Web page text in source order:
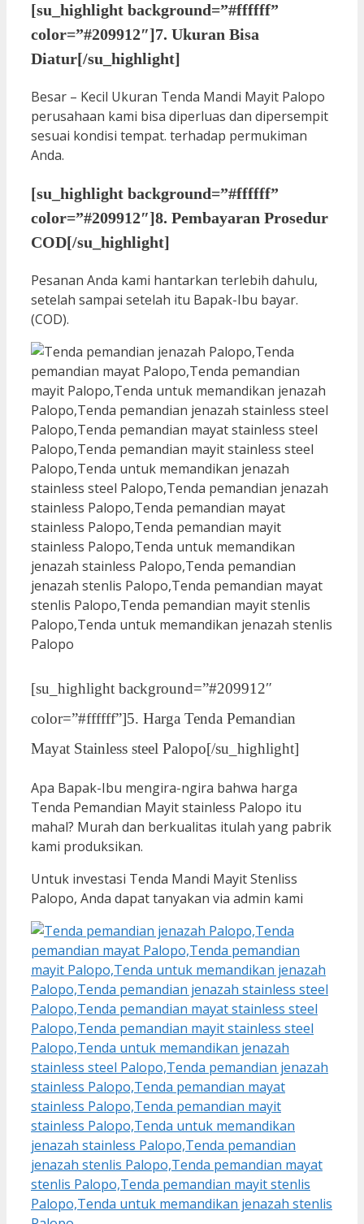
[su_highlight background=”#ffffff”
color=”#209912″]7. Ukuran Bisa
Diatur[/su_highlight]
Besar – Kecil Ukuran Tenda Mandi Mayit Palopo
perusahaan kami bisa diperluas dan dipersempit
sesuai kondisi tempat. terhadap permukiman
Anda.
[su_highlight background=”#ffffff”
color=”#209912″]8. Pembayaran Prosedur
COD[/su_highlight]
Pesanan Anda kami hantarkan terlebih dahulu,
setelah sampai setelah itu Bapak-Ibu bayar.
(COD).
[su_highlight background=”#209912″
color=”#ffffff”]5. Harga Tenda Pemandian
Mayat Stainless steel Palopo[/su_highlight]
Apa Bapak-Ibu mengira-ngira bahwa harga
Tenda Pemandian Mayit stainless Palopo itu
mahal? Murah dan berkualitas itulah yang pabrik
kami produksikan.
Untuk investasi Tenda Mandi Mayit Stenliss
Palopo, Anda dapat tanyakan via admin kami